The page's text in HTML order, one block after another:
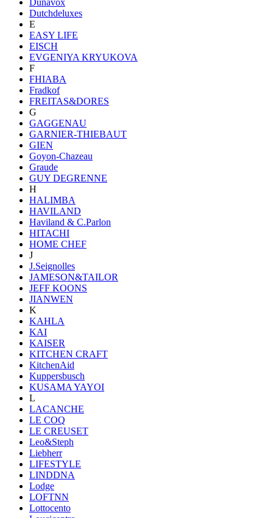
Dutchdeluxes
E
EASY LIFE
EISCH
EVGENIYA KRYUKOVA
F
FHIABA
Fradkof
FREITAS&DORES
G
GAGGENAU
GARNIER-THIEBAUT
GIEN
Goyon-Chazeau
Graude
GUY DEGRENNE
H
HALIMBA
HAVILAND
Haviland & C.Parlon
HITACHI
HOME CHEF
J
J.Seignolles
JAMESON&TAILOR
JEFF KOONS
JIANWEN
K
KAHLA
KAI
KAISER
KITCHEN CRAFT
KitchenAid
Kuppersbusch
KUSAMA YAYOI
L
LACANCHE
LE COQ
LE CREUSET
Leo&Steph
Liebherr
LIFESTYLE
LINDDNA
Lodge
LOFTNN
Lottocento